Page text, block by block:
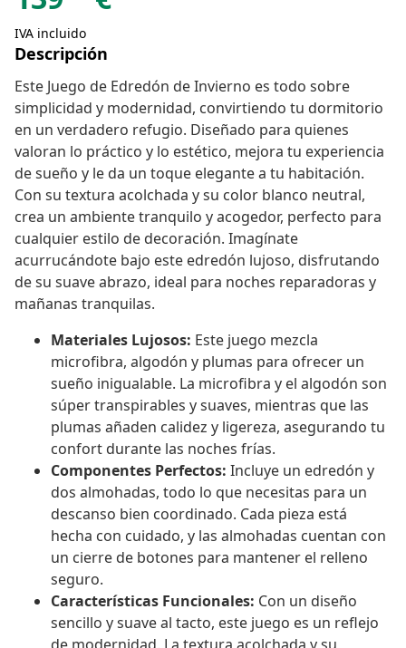
IVA incluido
Descripción
Este Juego de Edredón de Invierno es todo sobre
simplicidad y modernidad, convirtiendo tu dormitorio
en un verdadero refugio. Diseñado para quienes
valoran lo práctico y lo estético, mejora tu experiencia
de sueño y le da un toque elegante a tu habitación.
Con su textura acolchada y su color blanco neutral,
crea un ambiente tranquilo y acogedor, perfecto para
cualquier estilo de decoración. Imagínate
acurrucándote bajo este edredón lujoso, disfrutando
de su suave abrazo, ideal para noches reparadoras y
mañanas tranquilas.
Materiales Lujosos: Este juego mezcla
microfibra, algodón y plumas para ofrecer un
sueño inigualable. La microfibra y el algodón son
súper transpirables y suaves, mientras que las
plumas añaden calidez y ligereza, asegurando tu
confort durante las noches frías.
Componentes Perfectos: Incluye un edredón y
dos almohadas, todo lo que necesitas para un
descanso bien coordinado. Cada pieza está
hecha con cuidado, y las almohadas cuentan con
un cierre de botones para mantener el relleno
seguro.
Características Funcionales: Con un diseño
sencillo y suave al tacto, este juego es un reflejo